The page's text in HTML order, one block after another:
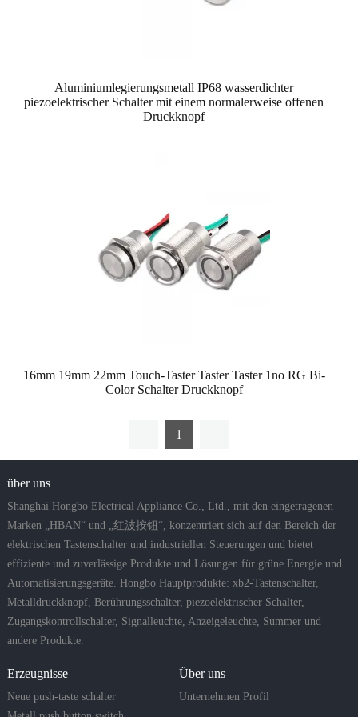
Aluminiumlegierungsmetall IP68 wasserdichter
piezoelektrischer Schalter mit einem normalerweise offenen
Druckknopf
16mm 19mm 22mm Touch-Taster Taster Taster 1no RG Bi-
Color Schalter Druckknopf
1
über uns
Shanghai Hongbo Electrical Appliance Co., Ltd., mit den eingetragenen
Marken „HBAN“ und „红波按钮“, konzentriert sich auf den Bereich der
elektrischen Tastenschalter und industriellen Steuerungen und bietet
effiziente und zuverlässige Produkte und Lösungen für grüne Energie und
Automatisierungsgeräte. Hongbo Hauptprodukte: xb2-Tastenschalter,
Metalldruckknopf, Berührungsschalter, piezoelektrischer Schalter,
Zugangskontrollschalter, Signalleuchte, Anzeigeleuchte, Summer und
andere Produkte.
Erzeugnisse
Neue push-taste schalter
Über uns
Unternehmen Profil